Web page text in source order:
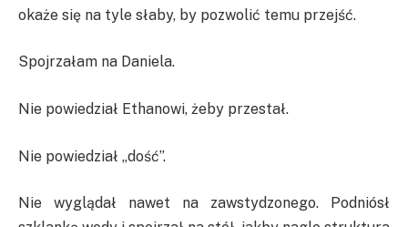
okaże się na tyle słaby, by pozwolić temu przejść.
Spojrzałam na Daniela.
Nie powiedział Ethanowi, żeby przestał.
Nie powiedział „dość”.
Nie wyglądał nawet na zawstydzonego. Podniósł